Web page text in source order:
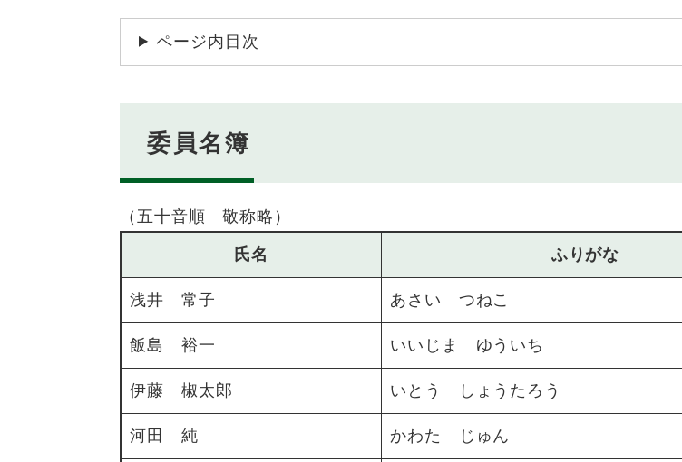
ページ内目次
委員名簿
（五十音順 敬称略）
氏名 ふりがな
浅井 常子 あさい つねこ
飯島 裕一 いいじま ゆういち
伊藤 椒太郎 いとう しょうたろう
河田 純 かわた じゅん